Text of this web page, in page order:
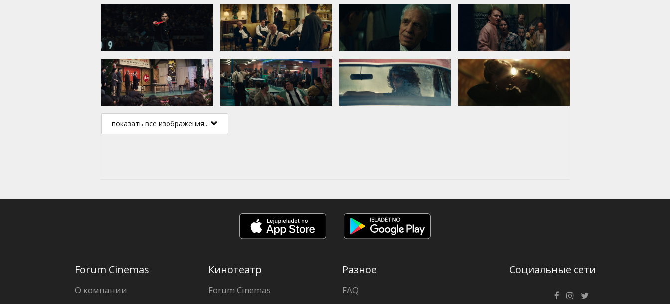
показать все изображения...
Forum Cinemas
О компании
Кинотеатр
Forum Cinemas
Разное
FAQ
Социальные сети